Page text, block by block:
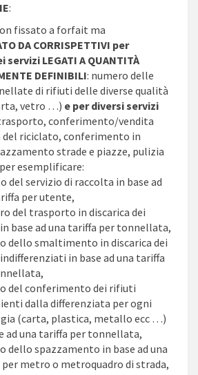
:
fissato a forfait ma
DA CORRISPETTIVI per
servizi LEGATI A QUANTITÀ
DEFINIBILI: numero delle
di rifiuti delle diverse qualità
vetro …) e per diversi servizi
conferimento/vendita
del riciclato, conferimento in
strade e piazze, pulizia
esemplificare:
del servizio di raccolta in base ad
per utente,
del trasporto in discarica dei
base ad una tariffa per tonnellata,
dello smaltimento in discarica dei
in base ad una tariffa
del conferimento dei rifiuti
dalla differenziata per ogni
(carta, plastica, metallo ecc …)
ad una tariffa per tonnellata,
dello spazzamento in base ad una
metro o metroquadro di strada,